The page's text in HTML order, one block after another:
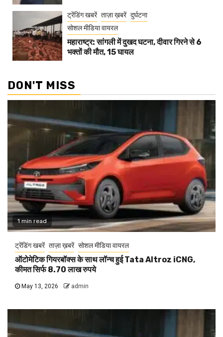
ट्रेंडिंग खबरें ताज़ा ख़बरें दुर्घटना
सोशल मीडिया वायरल
महाराष्ट्र: सांगली में दुखद घटना, दीवार गिरने से 6
भक्तों की मौत, 15 घायल
DON'T MISS
1 min read
ट्रेंडिंग खबरें ताज़ा ख़बरें सोशल मीडिया वायरल
ऑटोमेटिक गियरबॉक्स के साथ लॉन्च हुई Tata Altroz iCNG,
कीमत सिर्फ 8.70 लाख रुपये
May 13, 2026 admin